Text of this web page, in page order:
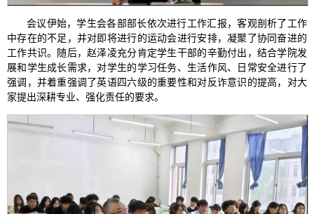
会议伊始，学生会各部部长依次进行工作汇报，客观剖析了工作
中存在的不足，并对即将进行的运动会进行安排，凝聚了协同奋进的
工作共识。随后，赵泽凌充分肯定学生干部的辛勤付出，结合学院发
展和学生成长需求，对学生的学习任务、生活作风、日常安全进行了
强调，并着重强调了英语四六级的重要性和对反诈意识的提高，对大
家提出深耕专业、强化责任的要求。